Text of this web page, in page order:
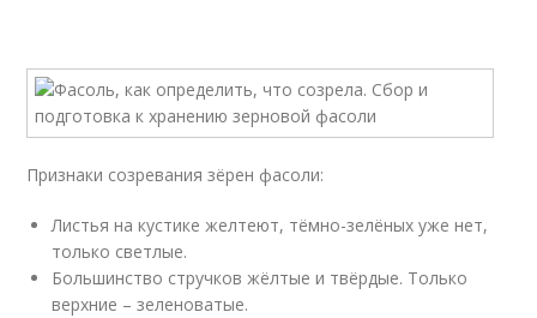
Признаки созревания зёрен фасоли:
Листья на кустике желтеют, тёмно-зелёных уже нет,
только светлые.
Большинство стручков жёлтые и твёрдые. Только
верхние – зеленоватые.